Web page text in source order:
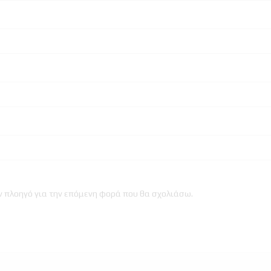
πλοηγό για την επόμενη φορά που θα σχολιάσω.